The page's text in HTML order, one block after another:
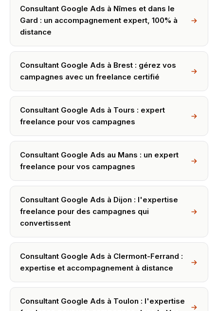
Consultant Google Ads à Nîmes et dans le
Gard : un accompagnement expert, 100% à
distance
Consultant Google Ads à Brest : gérez vos
campagnes avec un freelance certifié
Consultant Google Ads à Tours : expert
freelance pour vos campagnes
Consultant Google Ads au Mans : un expert
freelance pour vos campagnes
Consultant Google Ads à Dijon : l'expertise
freelance pour des campagnes qui
convertissent
Consultant Google Ads à Clermont-Ferrand :
expertise et accompagnement à distance
Consultant Google Ads à Toulon : l'expertise